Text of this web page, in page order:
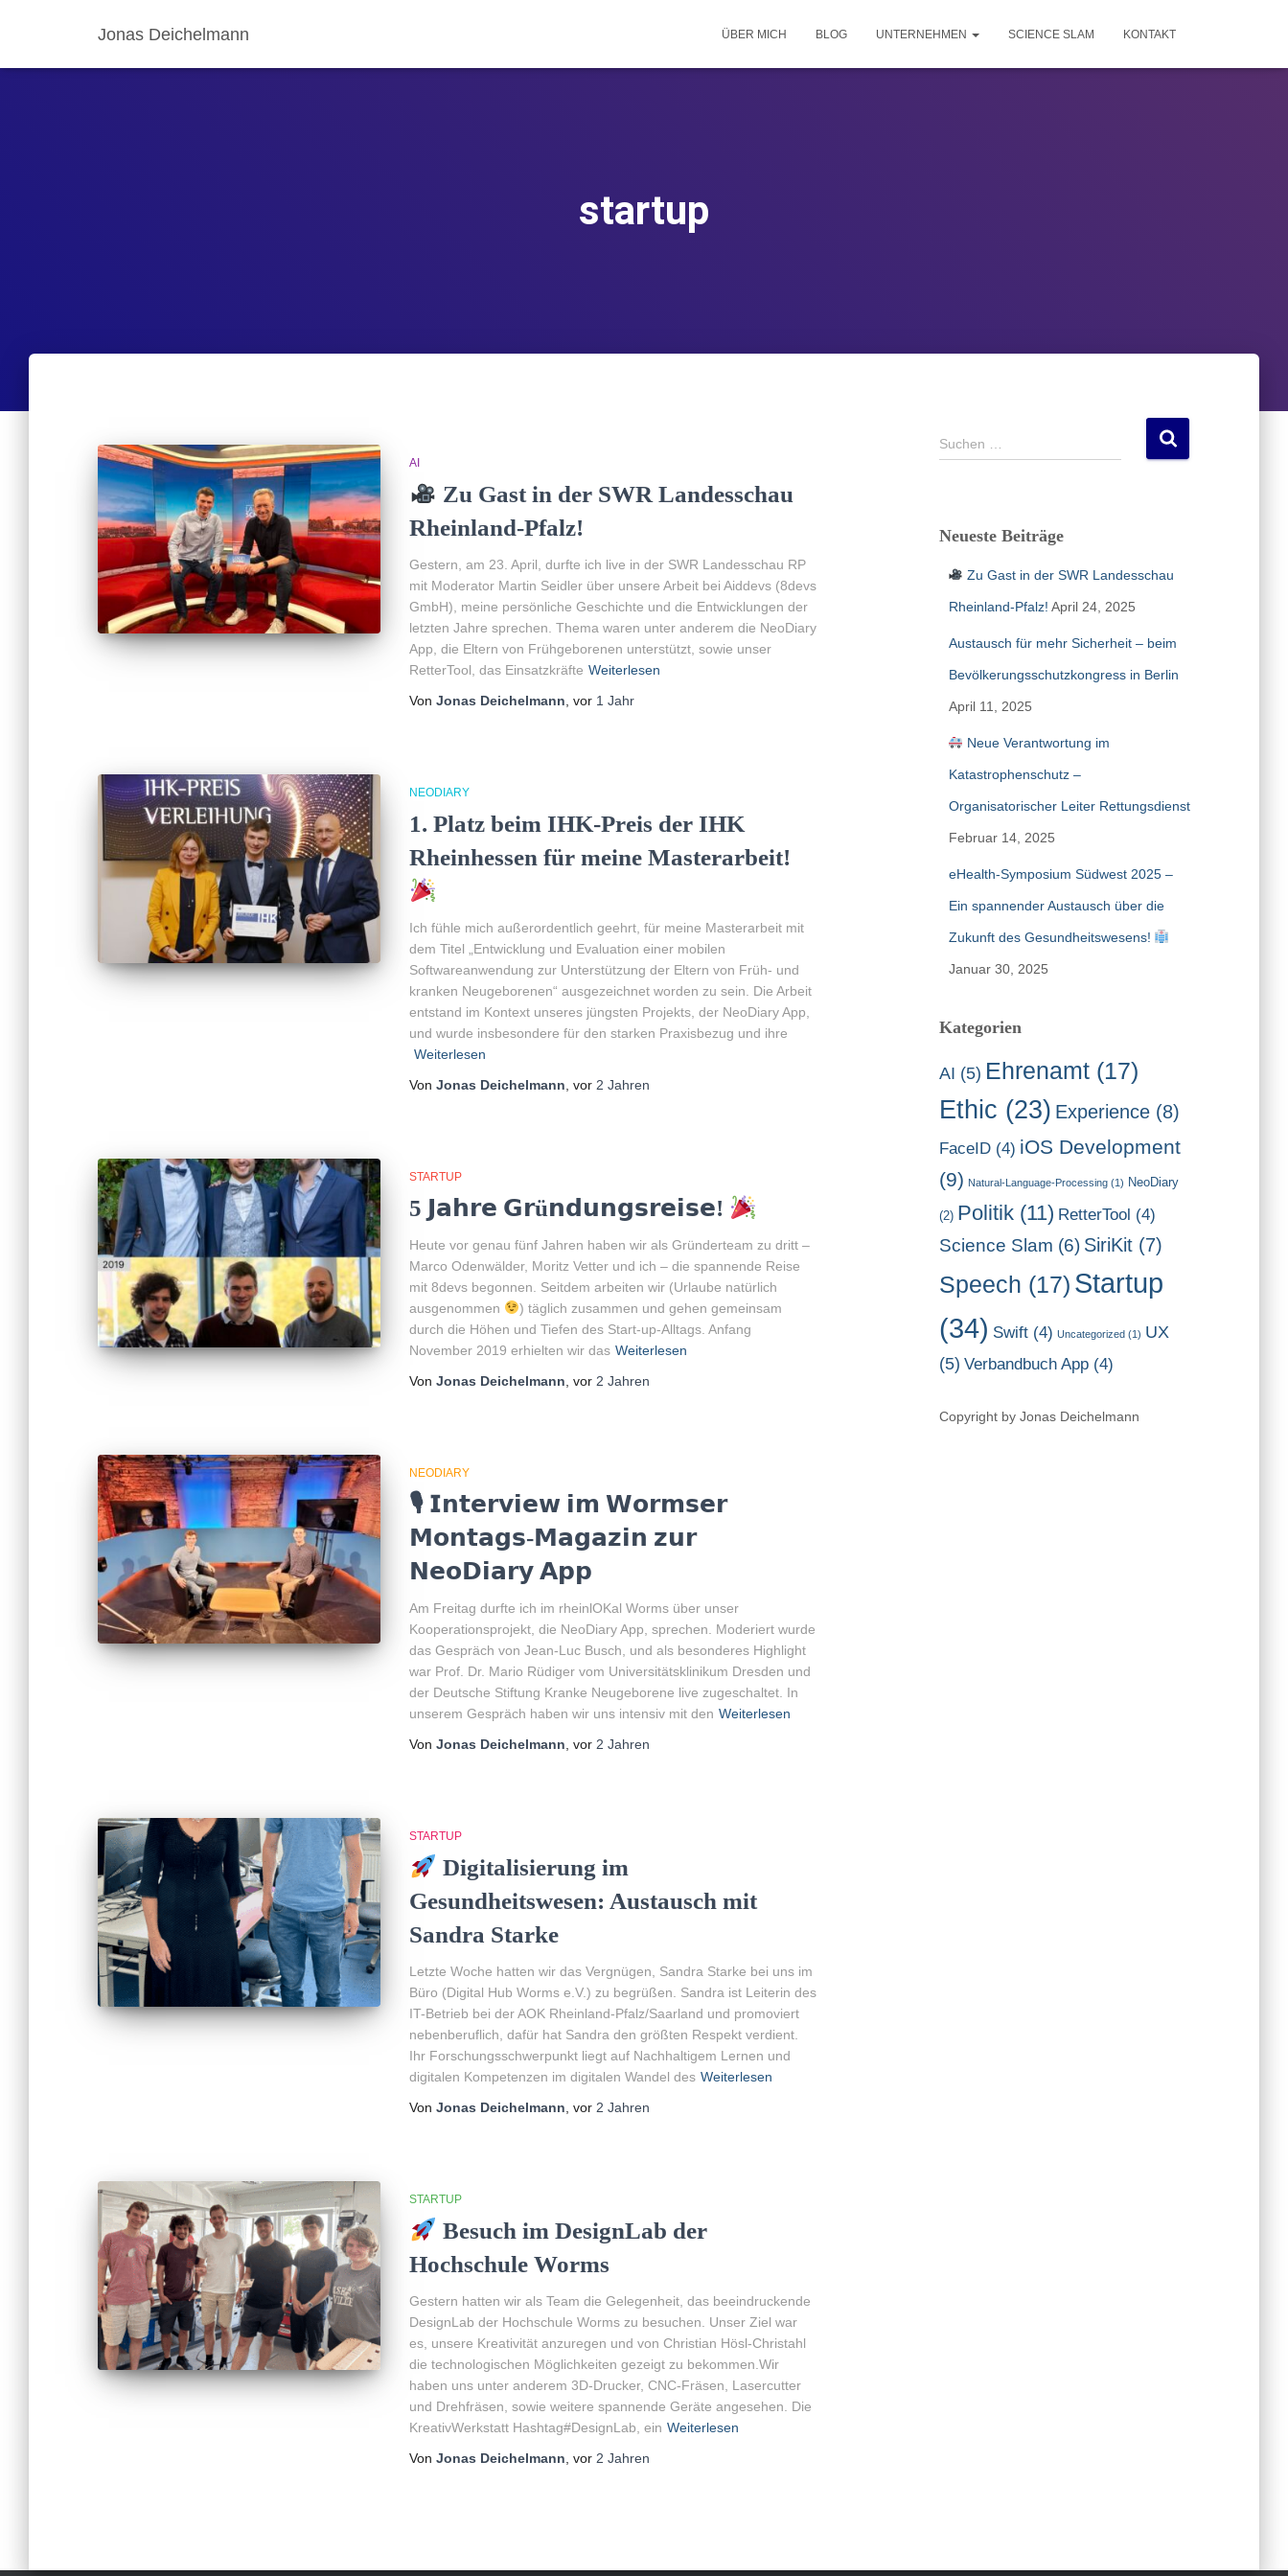
Jonas Deichelmann ÜBER MICH BLOG UNTERNEHMEN SCIENCE SLAM KONTAKT
startup
AI
Zu Gast in der SWR Landesschau
Rheinland-Pfalz!
Gestern, am 23. April, durfte ich live in der SWR Landesschau RP
mit Moderator Martin Seidler über unsere Arbeit bei Aiddevs (8devs
GmbH), meine persönliche Geschichte und die Entwicklungen der
letzten Jahre sprechen. Thema waren unter anderem die NeoDiary
App, die Eltern von Frühgeborenen unterstützt, sowie unser
RetterTool, das Einsatzkräfte Weiterlesen
Von Jonas Deichelmann , vor 1 Jahr
NEODIARY
1. Platz beim IHK-Preis der IHK
Rheinhessen für meine Masterarbeit!
Ich fühle mich außerordentlich geehrt, für meine Masterarbeit mit
dem Titel „Entwicklung und Evaluation einer mobilen
Softwareanwendung zur Unterstützung der Eltern von Früh- und
kranken Neugeborenen“ ausgezeichnet worden zu sein. Die Arbeit
entstand im Kontext unseres jüngsten Projekts, der NeoDiary App,
und wurde insbesondere für den starken Praxisbezug und ihre
Weiterlesen
Von Jonas Deichelmann , vor 2 Jahren
STARTUP
5 𝗝𝗮𝗵𝗿𝗲 𝗚𝗿ü𝗻𝗱𝘂𝗻𝗴𝘀𝗿𝗲𝗶𝘀𝗲!
Heute vor genau fünf Jahren haben wir als Gründerteam zu dritt –
Marco Odenwälder, Moritz Vetter und ich – die spannende Reise
mit 8devs begonnen. Seitdem arbeiten wir (Urlaube natürlich
ausgenommen
) täglich zusammen und gehen gemeinsam
durch die Höhen und Tiefen des Start-up-Alltags. Anfang
November 2019 erhielten wir das Weiterlesen
Von Jonas Deichelmann , vor 2 Jahren
NEODIARY
🎙 𝗜𝗻𝘁𝗲𝗿𝘃𝗶𝗲𝘄 𝗶𝗺 𝗪𝗼𝗿𝗺𝘀𝗲𝗿
𝗠𝗼𝗻𝘁𝗮𝗴𝘀-𝗠𝗮𝗴𝗮𝘇𝗶𝗻 𝘇𝘂𝗿
𝗡𝗲𝗼𝗗𝗶𝗮𝗿𝘆 𝗔𝗽𝗽
Am Freitag durfte ich im rheinlOKal Worms über unser
Kooperationsprojekt, die NeoDiary App, sprechen. Moderiert wurde
das Gespräch von Jean-Luc Busch, und als besonderes Highlight
war Prof. Dr. Mario Rüdiger vom Universitätsklinikum Dresden und
der Deutsche Stiftung Kranke Neugeborene live zugeschaltet. In
unserem Gespräch haben wir uns intensiv mit den Weiterlesen
Von Jonas Deichelmann , vor 2 Jahren
STARTUP
Digitalisierung im
Gesundheitswesen: Austausch mit
Sandra Starke
Letzte Woche hatten wir das Vergnügen, Sandra Starke bei uns im
Büro (Digital Hub Worms e.V.) zu begrüßen. Sandra ist Leiterin des
IT-Betrieb bei der AOK Rheinland-Pfalz/Saarland und promoviert
nebenberuflich, dafür hat Sandra den größten Respekt verdient.
Ihr Forschungsschwerpunkt liegt auf Nachhaltigem Lernen und
digitalen Kompetenzen im digitalen Wandel des Weiterlesen
Von Jonas Deichelmann , vor 2 Jahren
STARTUP
Besuch im DesignLab der
Hochschule Worms
Gestern hatten wir als Team die Gelegenheit, das beeindruckende
DesignLab der Hochschule Worms zu besuchen. Unser Ziel war
es, unsere Kreativität anzuregen und von Christian Hösl-Christahl
die technologischen Möglichkeiten gezeigt zu bekommen.Wir
haben uns unter anderem 3D-Drucker, CNC-Fräsen, Lasercutter
und Drehfräsen, sowie weitere spannende Geräte angesehen. Die
KreativWerkstatt Hashtag#DesignLab, ein Weiterlesen
Von Jonas Deichelmann , vor 2 Jahren
S
u
n
Suchen …
Neueste Beiträge
Zu Gast in der SWR Landesschau
Rheinland-Pfalz! April 24, 2025
Austausch für mehr Sicherheit – beim
Bevölkerungsschutzkongress in Berlin
April 11, 2025
Neue Verantwortung im
Katastrophenschutz –
Organisatorischer Leiter Rettungsdienst
Februar 14, 2025
eHealth-Symposium Südwest 2025 –
Ein spannender Austausch über die
Zukunft des Gesundheitswesens!
Januar 30, 2025
Kategorien
AI (5) Ehrenamt(17)
Ethic (23) Experience(8)
FaceID(4) iOS Development
(9) Natural-Language-Processing(1) NeoDiary
(2) Politik(11) RetterTool (4)
Science Slam (6) SiriKit(7)
Speech (17) Startup
(34) Swift(4) Uncategorized(1) UX
(5) Verbandbuch App(4)
Copyright by Jonas Deichelmann